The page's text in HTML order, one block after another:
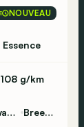
NOUVEAU
Essence
108 g/km
D’Ieteren Mobility Center Puurs - Volkswagen & Commercial Vehicles Breendonk